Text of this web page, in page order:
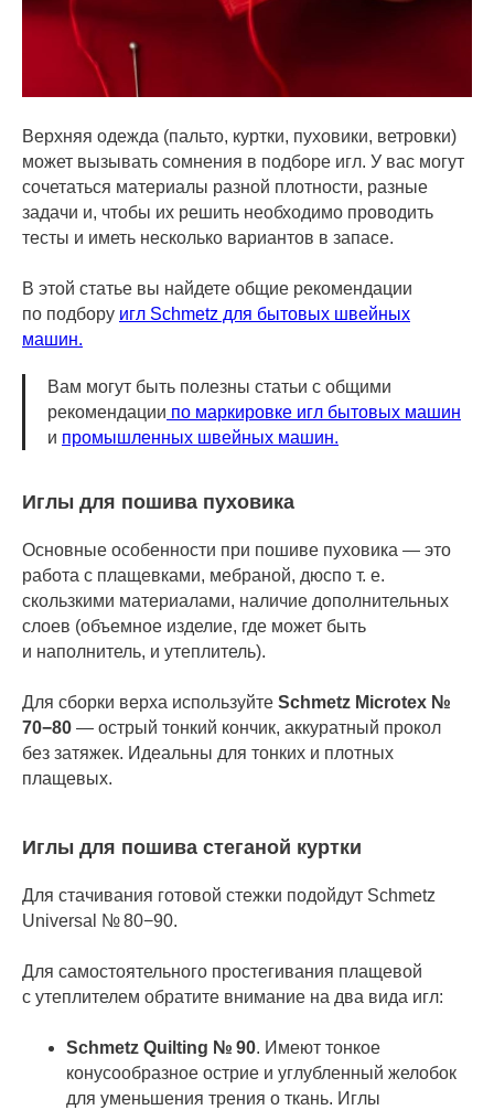
Верхняя одежда (пальто, куртки, пуховики, ветровки)
может вызывать сомнения в подборе игл. У вас могут
сочетаться материалы разной плотности, разные
задачи и, чтобы их решить необходимо проводить
тесты и иметь несколько вариантов в запасе.
В этой статье вы найдете общие рекомендации
по подбору игл Schmetz для бытовых швейных
машин.
Вам могут быть полезны статьи с общими
рекомендации по маркировке игл бытовых машин
и промышленных швейных машин.
Иглы для пошива пуховика
Основные особенности при пошиве пуховика — это
работа с плащевками, мебраной, дюспо т. е.
скользкими материалами, наличие дополнительных
слоев (объемное изделие, где может быть
и наполнитель, и утеплитель).
Для сборки верха используйте Schmetz Microtex №
70−80 — острый тонкий кончик, аккуратный прокол
без затяжек. Идеальны для тонких и плотных
плащевых.
Иглы для пошива стеганой куртки
Для стачивания готовой стежки подойдут Schmetz
Universal № 80−90.
Для самостоятельного простегивания плащевой
с утеплителем обратите внимание на два вида игл:
Schmetz Quilting № 90. Имеют тонкое
конусообразное острие и углубленный желобок
для уменьшения трения о ткань. Иглы